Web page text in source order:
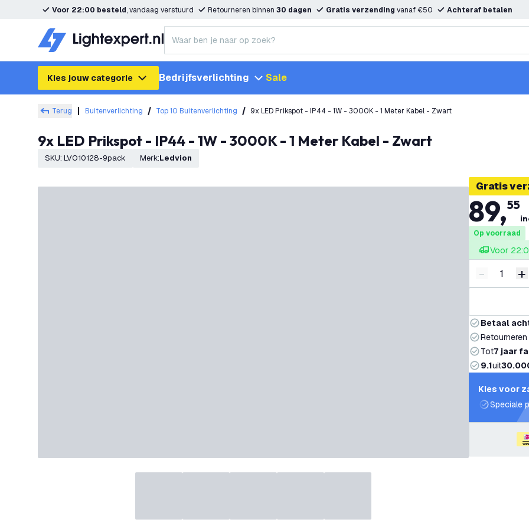
Voor 22:00 besteld, vandaag verstuurd Retourneren binnen 30 dagen Gratis verzending vanaf €50 Achteraf betalen
Kies jouw categorie Bedrijfsverlichting Sale
Terug Buitenverlichting Top 10 Buitenverlichting 9x LED Prikspot - IP44 - 1W - 3000K - 1 Meter Kabel - Zwart
9x LED Prikspot - IP44 - 1W - 3000K - 1 Meter Kabel - Zwart
SKU: LVO10128-9pack Merk: Ledvion
Gratis
89,55
Op voorraad
Voor
Verminder
- +
Betaal
Tot7 jaar
9.1uit
Kies voor
Speciale